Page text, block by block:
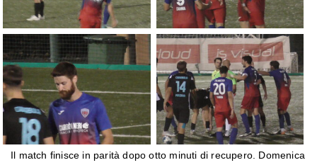
Il match finisce in parità dopo otto minuti di recupero. Domenica